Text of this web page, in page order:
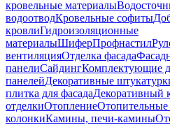
кровельные материалы
водоотводКровельные софиты
кровлиГидроизоляционные
материалыШиферПрофнастил
вентиляцияОтделка фасада
панелиСайдингКомплектующие
панелейДекоративные
плитка для фасадаДекоративный
отделкиОтоплениеОтопительные
колонкиКамины, печи-камины